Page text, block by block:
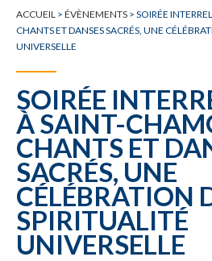
ACCUEIL > ÉVÈNEMENTS > SOIRÉE
CHANTS ET DANSES SACRÉS, UNE
UNIVERSELLE
SOIRÉE
À SAINT-
CHANTS ET
SACRÉS, UNE
CÉLÉBRATION
SPIRITUALITÉ
UNIVERSELLE